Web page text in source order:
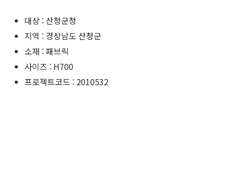
대상 : 산청군청
지역 : 경상남도 산청군
소재 : 패브릭
사이즈 : H700
프로젝트코드 : 2010532